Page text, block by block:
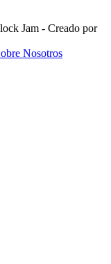
Jam - Creado por
Nosotros